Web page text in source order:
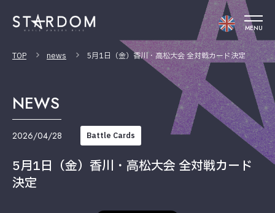
MENU
TOP news 5月1日（金）香川・高松大会 全対戦カード決定
NEWS
2026/04/28 Battle Cards
5月1日（金）香川・高松大会 全対戦カード
決定